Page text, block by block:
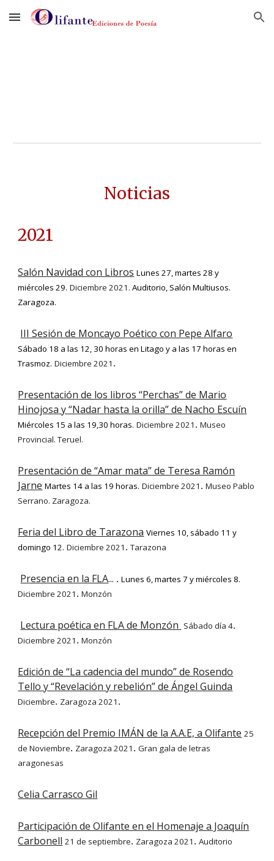
Skip to main content Skip to navigation
Noticias
2021
Salón Navidad con Libros Lunes 27, martes 28 y
miércoles 29. Diciembre 2021 . Auditorio, Salón Multiusos.
Zaragoza.
III Sesión de Moncayo Poético con Pepe Alfaro
Sábado 18 a las 12, 30 horas en Litago y a las 17 horas en
Trasmoz. Diciembre 2021 .
Presentación de los libros “Perchas” de Mario
Hinojosa y “Nadar hasta la orilla” de Nacho Escuín
Miércoles 15 a las 19,30 horas. Diciembre 2021 .Museo
Provincial. Teruel.
Presentación de “Amar mata” de Teresa Ramón
Jarne Martes 14 a las 19 horas. Diciembre 2021 .Museo Pablo
Serrano. Zaragoza.
Feria del Libro de Tarazona Viernes 10, sábado 11 y
domingo 12. Diciembre 2021 .Tarazona
Presencia en la FLA... .Lunes 6, martes 7 y miércoles 8.
Diciembre 2021 .Monzón
Lectura poética en FLA de Monzón Sábado día 4.
Diciembre 2021 .Monzón
Edición de “La cadencia del mundo” de Rosendo
Tello y “Revelación y rebelión” de Ángel Guinda
Diciembre. Zaragoza 2021 .
Recepción del Premio IMÁN de la A.A.E, a Olifante 25
de Noviembre. Zaragoza 2021 .Gran gala de letras
aragonesas
Celia Carrasco Gil
Participación de Olifante en el Homenaje a Joaquín
Carbonell 21 de septiembre. Zaragoza 2021 .Auditorio